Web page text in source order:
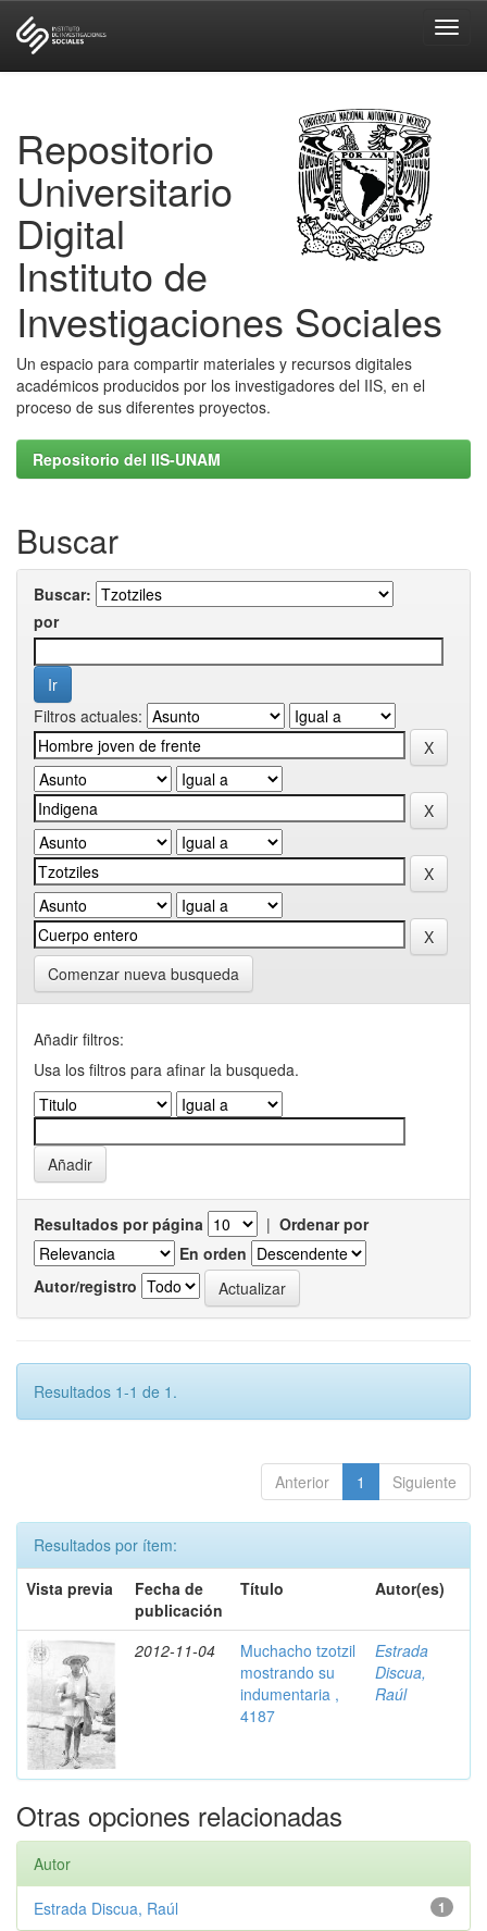
Repositorio
Universitario
Digital
Instituto de
Investigaciones Sociales
Un espacio para compartir materiales y recursos digitales
académicos producidos por los investigadores del IIS, en el
proceso de sus diferentes proyectos.
Repositorio del IIS-UNAM
Buscar
Buscar:
por
Filtros actuales:
Comenzar nueva busqueda
Añadir filtros:
Usa los filtros para afinar la busqueda.
Resultados por página | Ordenar por
En orden
Autor/registro
Resultados 1-1 de 1.
Anterior 1 Siguiente
Resultados por ítem:
Vista previa
Fecha de
publicación
Título Autor(es)
2012-11-04
Muchacho tzotzil
mostrando su
indumentaria ,
4187
Estrada
Discua,
Raúl
Otras opciones relacionadas
Autor
1
Estrada Discua, Raúl